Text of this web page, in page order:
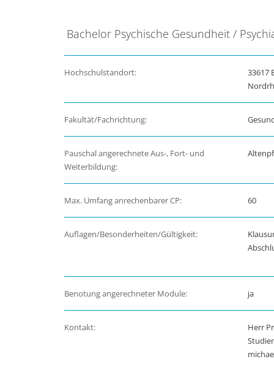
Bachelor Psychische Gesundheit /
Hochschulstandort:
33617
Fakultät/Fachrichtung:
Pauschal angerechnete Aus-, Fort- und
Weiterbildung:
Max. Umfang anrechenbarer CP: 60
Auflagen/Besonderheiten/Gültigkeit:
Benotung angerechneter Module: ja
Kontakt:
Herr